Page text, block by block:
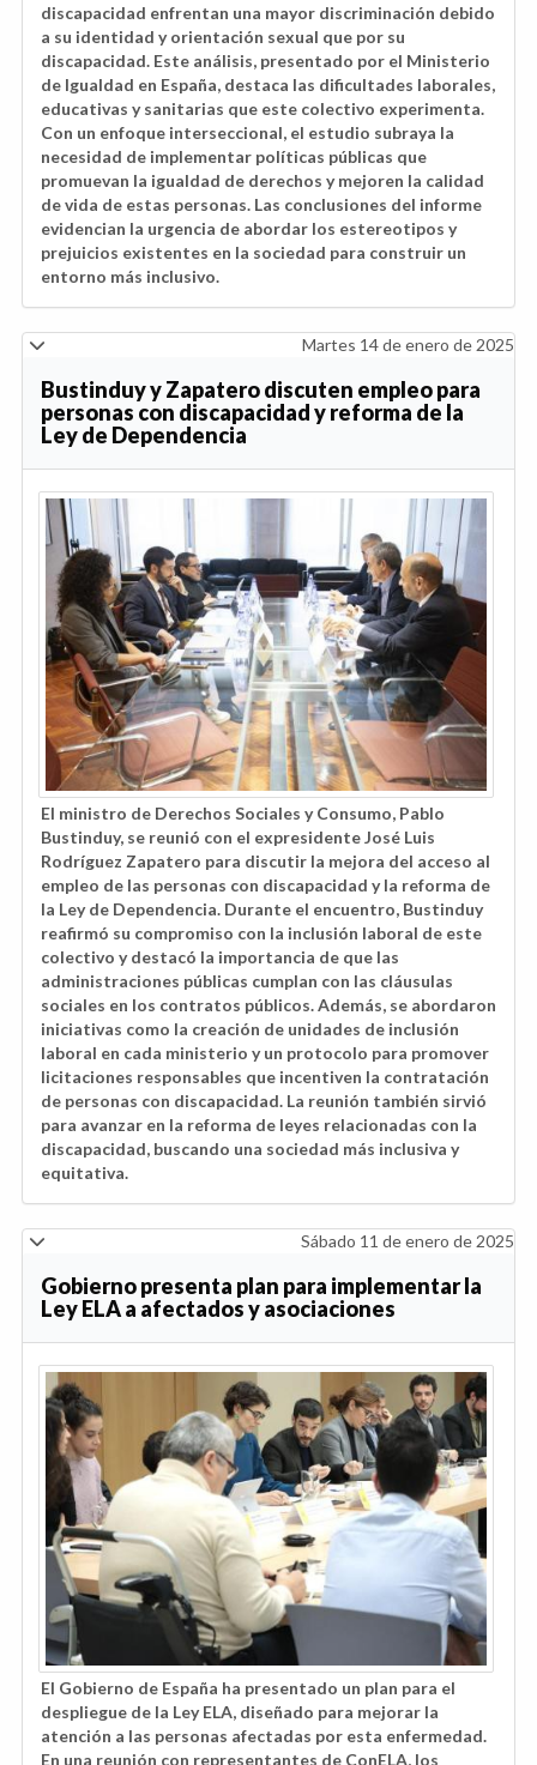
discapacidad enfrentan una mayor discriminación debido
a su identidad y orientación sexual que por su
discapacidad. Este análisis, presentado por el Ministerio
de Igualdad en España, destaca las dificultades laborales,
educativas y sanitarias que este colectivo experimenta.
Con un enfoque interseccional, el estudio subraya la
necesidad de implementar políticas públicas que
promuevan la igualdad de derechos y mejoren la calidad
de vida de estas personas. Las conclusiones del informe
evidencian la urgencia de abordar los estereotipos y
prejuicios existentes en la sociedad para construir un
entorno más inclusivo.
Martes 14 de enero de 2025
Bustinduy y Zapatero discuten empleo para
personas con discapacidad y reforma de la
Ley de Dependencia
El ministro de Derechos Sociales y Consumo, Pablo
Bustinduy, se reunió con el expresidente José Luis
Rodríguez Zapatero para discutir la mejora del acceso al
empleo de las personas con discapacidad y la reforma de
la Ley de Dependencia. Durante el encuentro, Bustinduy
reafirmó su compromiso con la inclusión laboral de este
colectivo y destacó la importancia de que las
administraciones públicas cumplan con las cláusulas
sociales en los contratos públicos. Además, se abordaron
iniciativas como la creación de unidades de inclusión
laboral en cada ministerio y un protocolo para promover
licitaciones responsables que incentiven la contratación
de personas con discapacidad. La reunión también sirvió
para avanzar en la reforma de leyes relacionadas con la
discapacidad, buscando una sociedad más inclusiva y
equitativa.
Sábado 11 de enero de 2025
Gobierno presenta plan para implementar la
Ley ELA a afectados y asociaciones
El Gobierno de España ha presentado un plan para el
despliegue de la Ley ELA, diseñado para mejorar la
atención a las personas afectadas por esta enfermedad.
En una reunión con representantes de ConELA, los